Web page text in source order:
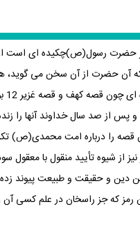
حضرت رسول(ص)چکیده ‏ای است
که آن حضرت از آن سخن می‏
بوده است که در امتهای پیشین رخ داده است.
و پس از صد سال خداوند آنها
قصه را درباره امت
از شیوه تأیید منقول با معقول
دین و حقیقت و طبیعت پیوند
رمز که جز راسخان در علم کسی آن